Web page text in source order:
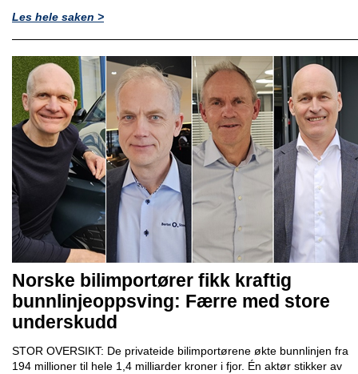
Les hele saken >
Norske bilimportører fikk kraftig
bunnlinjeoppsving: Færre med store
underskudd
STOR OVERSIKT: De privateide bilimportørene økte bunnlinjen fra
194 millioner til hele 1,4 milliarder kroner i fjor. Én aktør stikker av